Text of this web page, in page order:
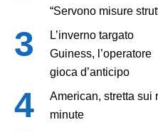
“Servono misure
L’inverno targato
Guiness, l’operatore
gioca d’anticipo
American, stretta sui
minute